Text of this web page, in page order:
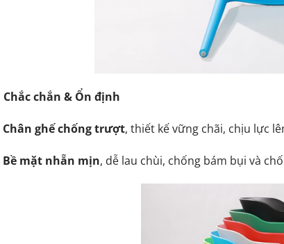
Chắc chắn & Ổn định
Chân ghế chống trượt, thiết kế vững chãi, chịu lực
Bề mặt nhẵn mịn, dễ lau chùi, chống bám bụi và